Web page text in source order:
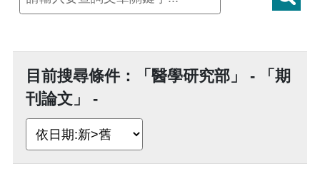
目前搜尋條件：「醫學研究部」 - 「期
刊論文」 -